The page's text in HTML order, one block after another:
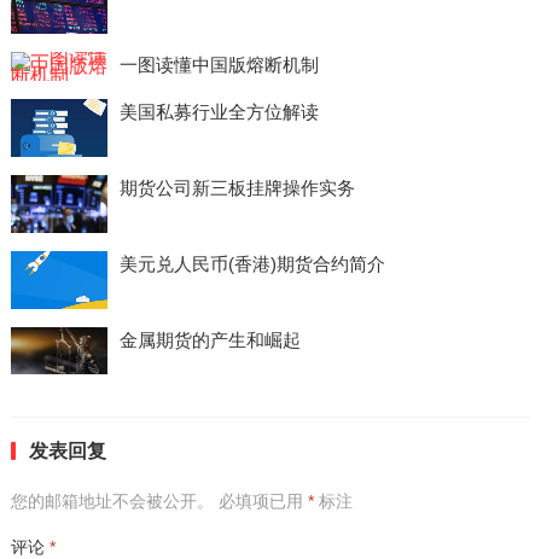
一图读懂中国版熔断机制
美国私募行业全方位解读
期货公司新三板挂牌操作实务
美元兑人民币(香港)期货合约简介
金属期货的产生和崛起
发表回复
您的邮箱地址不会被公开。 必填项已用 *标注
评论 *